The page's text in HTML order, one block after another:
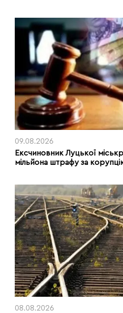
09.08.2026
Ексчиновник Луцької
мільйона штрафу за
08.08.2026